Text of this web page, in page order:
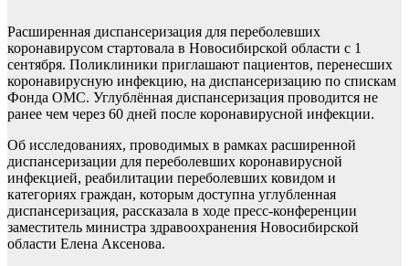
Расширенная диспансеризация для переболевших
коронавирусом стартовала в Новосибирской области с 1
сентября. Поликлиники приглашают пациентов, перенесших
коронавирусную инфекцию, на диспансеризацию по спискам
Фонда ОМС. Углублённая диспансеризация проводится не
ранее чем через 60 дней после коронавирусной инфекции.
Об исследованиях, проводимых в рамках расширенной
диспансеризации для переболевших коронавирусной
инфекцией, реабилитации переболевших ковидом и
категориях граждан, которым доступна углубленная
диспансеризация, рассказала в ходе пресс-конференции
заместитель министра здравоохранения Новосибирской
области Елена Аксенова.